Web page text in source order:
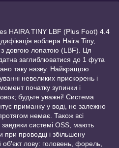
HAIRA TINY LBF (Plus Foot) 4.4
воблера Haira Tiny,
з довгою лопатою (LBF). Ця
заглиблюватися до 1 фута
таку назву. Найкращою
невеликих прискорень і
початку зупинки і
будьте уважні! Система
приманку у воді, не залежно
немає. Також всі
системі OSS, мають
при проводці і збільшену
об'єкт лову: головень, форель,